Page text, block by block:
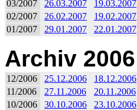
03/2007
26.03.2007 19.03.2007
02/2007
26.02.2007 19.02.2007
01/2007
29.01.2007 22.01.2007
Archiv 2006
12/2006 25.12.2006 18.12.2006
11/2006
27.11.2006 20.11.2006
10/2006
30.10.2006 23.10.2006